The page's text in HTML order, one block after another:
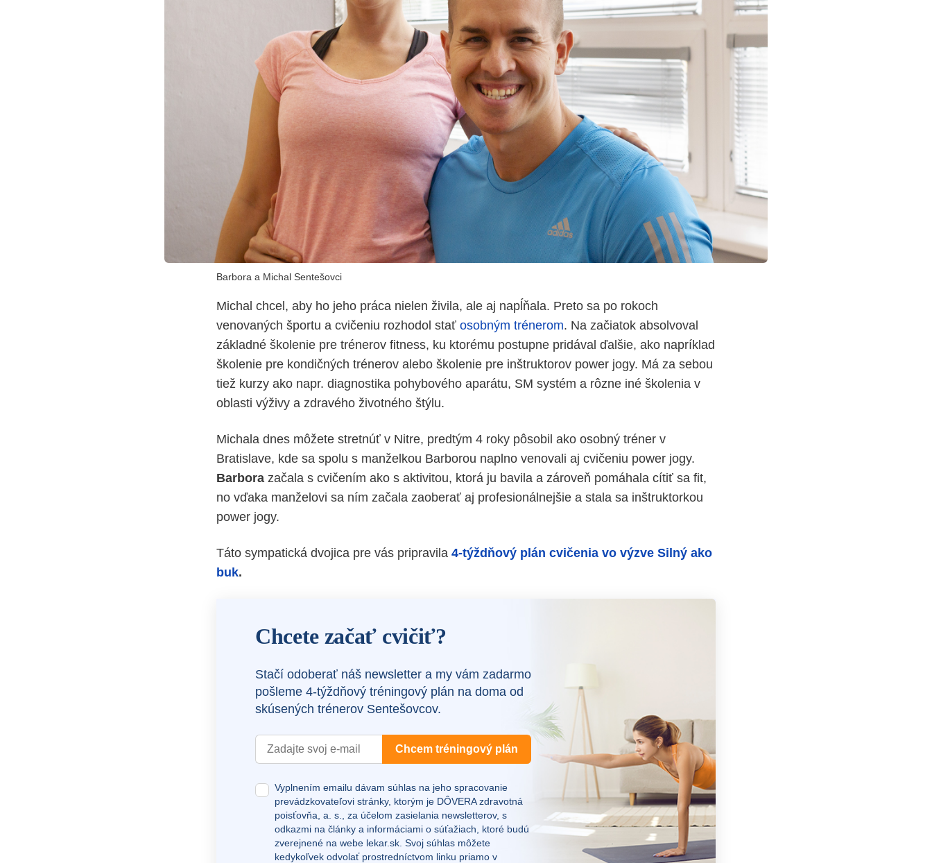
Barbora a Michal Sentešovci
Michal chcel, aby ho jeho práca nielen živila, ale aj napĺňala. Preto sa po rokoch
venovaných športu a cvičeniu rozhodol stať osobným trénerom. Na začiatok absolvoval
základné školenie pre trénerov fitness, ku ktorému postupne pridával ďalšie, ako napríklad
školenie pre kondičných trénerov alebo školenie pre inštruktorov power jogy. Má za sebou
tiež kurzy ako napr. diagnostika pohybového aparátu, SM systém a rôzne iné školenia v
oblasti výživy a zdravého životného štýlu.
Michala dnes môžete stretnúť v Nitre, predtým 4 roky pôsobil ako osobný tréner v
Bratislave, kde sa spolu s manželkou Barborou naplno venovali aj cvičeniu power jogy.
Barbora začala s cvičením ako s aktivitou, ktorá ju bavila a zároveň pomáhala cítiť sa fit,
no vďaka manželovi sa ním začala zaoberať aj profesionálnejšie a stala sa inštruktorkou
power jogy.
Táto sympatická dvojica pre vás pripravila 4-týždňový plán cvičenia vo výzve Silný ako
buk.
Chcete začať cvičiť?
Stačí odoberať náš newsletter a my vám zadarmo
pošleme 4-týždňový tréningový plán na doma od
skúsených trénerov Sentešovcov.
Chcem tréningový plán
Vyplnením emailu dávam súhlas na jeho spracovanie
prevádzkovateľovi stránky, ktorým je DÔVERA zdravotná
poisťovňa, a. s., za účelom zasielania newsletterov, s
odkazmi na články a informáciami o súťažiach, ktoré budú
zverejnené na webe lekar.sk . Svoj súhlas môžete
kedykoľvek odvolať prostredníctvom linku priamo v